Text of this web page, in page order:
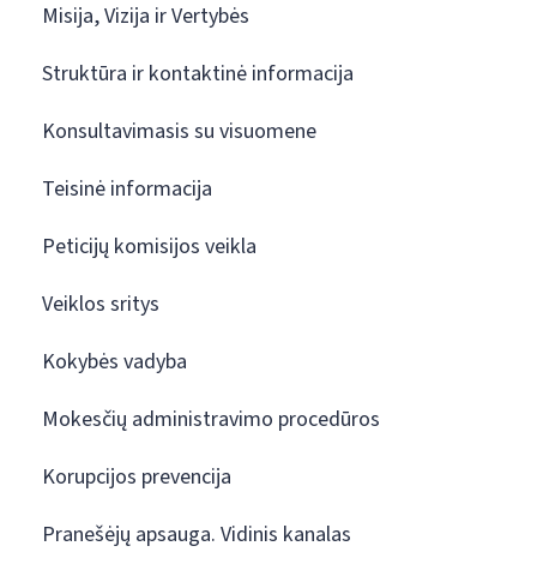
Misija, Vizija ir Vertybės
Struktūra ir kontaktinė informacija
Konsultavimasis su visuomene
Teisinė informacija
Peticijų komisijos veikla
Veiklos sritys
Kokybės vadyba
Mokesčių administravimo procedūros
Korupcijos prevencija
Pranešėjų apsauga. Vidinis kanalas